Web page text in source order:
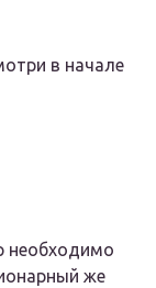
в начале
необходимо
же